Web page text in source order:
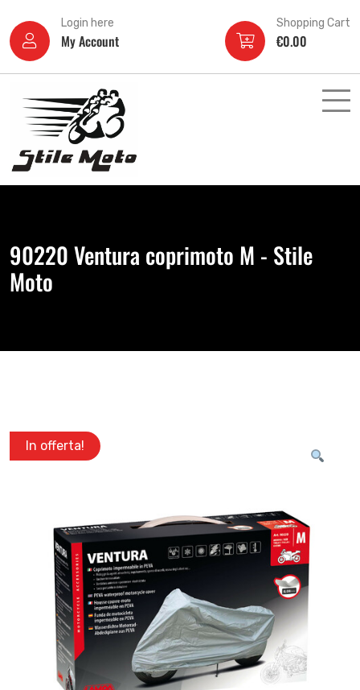
Login here
My Account
Shopping Cart
€0.00
90220 Ventura coprimoto M - Stile
Moto
In offerta!